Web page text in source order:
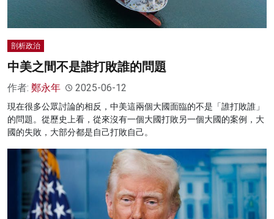
剖析政治
中美之間不是誰打敗誰的問題
作者: 鄭永年 2025-06-12
現在很多公眾討論的相反，中美這兩個大國面臨的不是「誰打敗誰」
的問題。從歷史上看，從來沒有一個大國打敗另一個大國的案例，大
國的失敗，大部分都是自己打敗自己。